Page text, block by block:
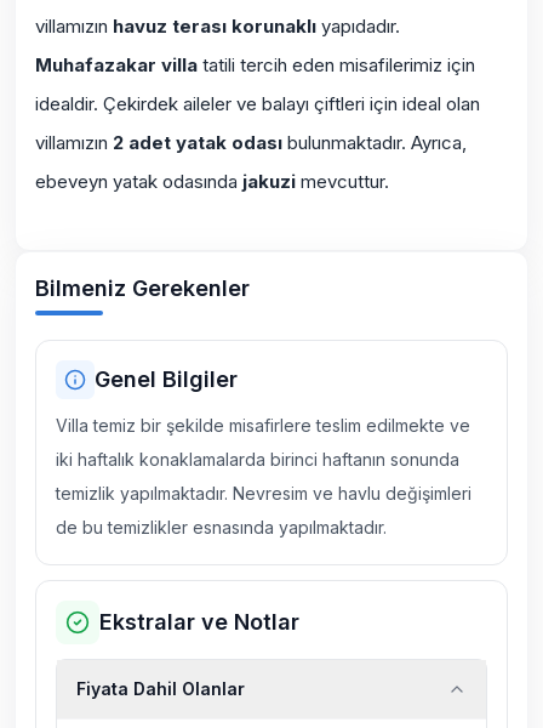
villamızın havuz terası korunaklı yapıdadır.
Muhafazakar villa tatili tercih eden misafilerimiz için
idealdir. Çekirdek aileler ve balayı çiftleri için ideal olan
villamızın 2 adet yatak odası bulunmaktadır. Ayrıca,
ebeveyn yatak odasında jakuzi mevcuttur.
Bilmeniz Gerekenler
Genel Bilgiler
Villa temiz bir şekilde misafirlere teslim edilmekte ve
iki haftalık konaklamalarda birinci haftanın sonunda
temizlik yapılmaktadır. Nevresim ve havlu değişimleri
de bu temizlikler esnasında yapılmaktadır.
Ekstralar ve Notlar
Fiyata Dahil Olanlar